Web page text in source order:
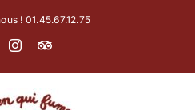
! 01.45.67.12.75
InstagramTripadvisor